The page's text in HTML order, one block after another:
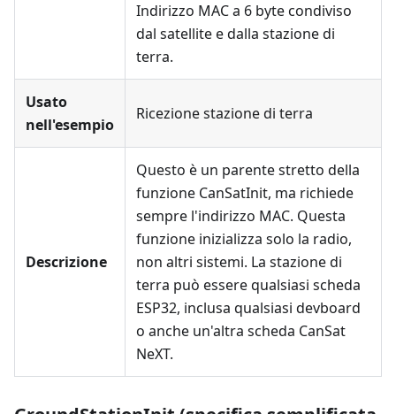
Indirizzo MAC a 6 byte condiviso
dal satellite e dalla stazione di
terra.
Usato
nell'esempio
Ricezione stazione di terra
Descrizione
Questo è un parente stretto della
funzione CanSatInit, ma richiede
sempre l'indirizzo MAC. Questa
funzione inizializza solo la radio,
non altri sistemi. La stazione di
terra può essere qualsiasi scheda
ESP32, inclusa qualsiasi devboard
o anche un'altra scheda CanSat
NeXT.